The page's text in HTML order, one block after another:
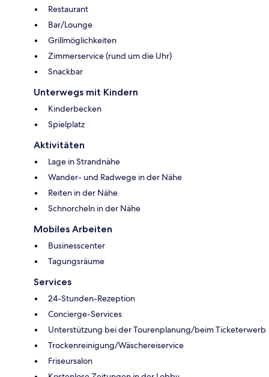
Restaurant
Bar/Lounge
Grillmöglichkeiten
Zimmerservice (rund um die Uhr)
Snackbar
Unterwegs mit Kindern
Kinderbecken
Spielplatz
Aktivitäten
Lage in Strandnähe
Wander- und Radwege in der Nähe
Reiten in der Nähe
Schnorcheln in der Nähe
Mobiles Arbeiten
Businesscenter
Tagungsräume
Services
24-Stunden-Rezeption
Concierge-Services
Unterstützung bei der Tourenplanung/beim Ticketerwerb
Trockenreinigung/Wäschereiservice
Friseursalon